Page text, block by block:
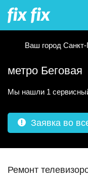
Ваш город Санкт-
Ремонт
метро Беговая
Мы нашли 1
Заявка во
Ремонт